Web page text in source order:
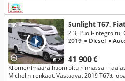
24
Sunlight T67, Fiat
41 900 €
2.3, Puoli-integroitu,
2019 ● Diesel ●
Kilometrimäärä huomioitu hinnassa –
Michelin-renkaat. Vastaavat 2019 T67:t